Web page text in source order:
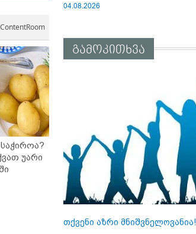
ContentRoom
უარი
04.08.2026
გამოკითხვა
თქვენი აზრი მნიშვნელოვანია!